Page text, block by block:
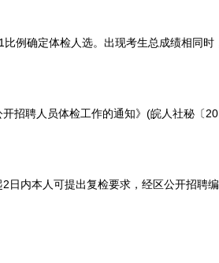
确定体检人选。出现考生总成绩相同时
聘人员体检工作的通知》(皖人社秘〔
内本人可提出复检要求，经区公开招聘